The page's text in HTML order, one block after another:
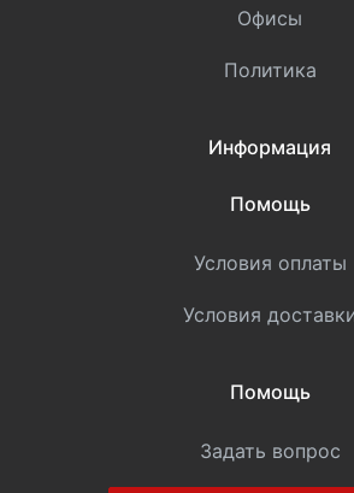
Офисы
Политика
Информация
Помощь
Условия оплаты
Условия
Помощь
Задать вопрос